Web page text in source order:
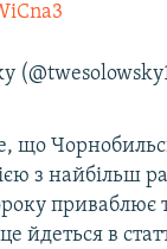
що
з найбільш
приваблює
йдеться в